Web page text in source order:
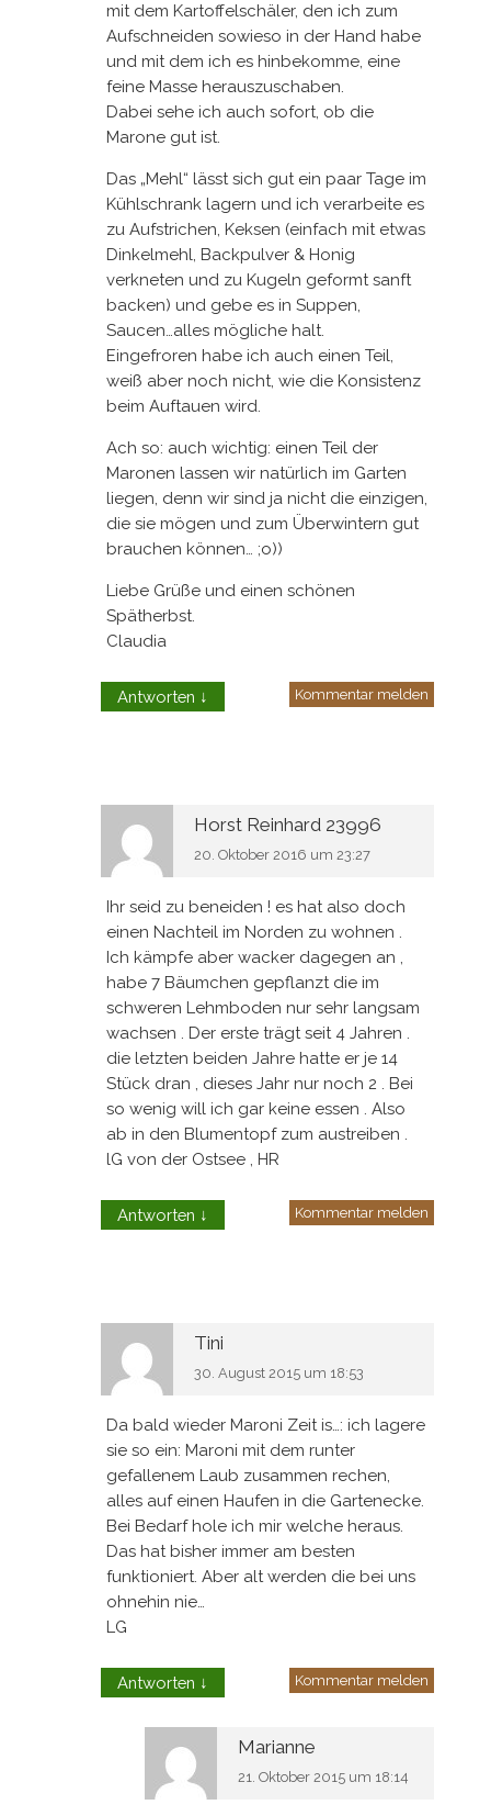
mit dem Kartoffelschäler, den ich zum
Aufschneiden sowieso in der Hand habe
und mit dem ich es hinbekomme, eine
feine Masse herauszuschaben.
Dabei sehe ich auch sofort, ob die
Marone gut ist.
Das „Mehl“ lässt sich gut ein paar Tage im
Kühlschrank lagern und ich verarbeite es
zu Aufstrichen, Keksen (einfach mit etwas
Dinkelmehl, Backpulver & Honig
verkneten und zu Kugeln geformt sanft
backen) und gebe es in Suppen,
Saucen…alles mögliche halt.
Eingefroren habe ich auch einen Teil,
weiß aber noch nicht, wie die Konsistenz
beim Auftauen wird.
Ach so: auch wichtig: einen Teil der
Maronen lassen wir natürlich im Garten
liegen, denn wir sind ja nicht die einzigen,
die sie mögen und zum Überwintern gut
brauchen können… ;o))
Liebe Grüße und einen schönen
Spätherbst.
Claudia
Antworten ↓ Kommentar melden
Horst Reinhard 23996
20. Oktober 2016 um 23:27
Ihr seid zu beneiden ! es hat also doch
einen Nachteil im Norden zu wohnen .
Ich kämpfe aber wacker dagegen an ,
habe 7 Bäumchen gepflanzt die im
schweren Lehmboden nur sehr langsam
wachsen . Der erste trägt seit 4 Jahren .
die letzten beiden Jahre hatte er je 14
Stück dran , dieses Jahr nur noch 2 . Bei
so wenig will ich gar keine essen . Also
ab in den Blumentopf zum austreiben .
lG von der Ostsee , HR
Antworten ↓ Kommentar melden
Tini
30. August 2015 um 18:53
Da bald wieder Maroni Zeit is…: ich lagere
sie so ein: Maroni mit dem runter
gefallenem Laub zusammen rechen,
alles auf einen Haufen in die Gartenecke.
Bei Bedarf hole ich mir welche heraus.
Das hat bisher immer am besten
funktioniert. Aber alt werden die bei uns
ohnehin nie…
LG
Antworten ↓ Kommentar melden
Marianne
21. Oktober 2015 um 18:14